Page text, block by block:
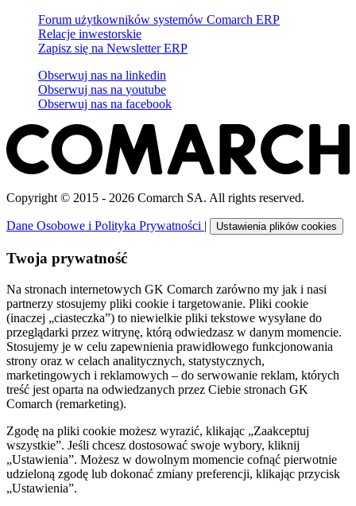
Forum użytkowników systemów Comarch ERP
Relacje inwestorskie
Zapisz się na Newsletter ERP
Obserwuj nas na linkedin
Obserwuj nas na youtube
Obserwuj nas na facebook
Copyright © 2015 - 2026 Comarch SA. All rights reserved.
Dane Osobowe i Polityka Prywatności | Ustawienia plików cookies
Twoja prywatność
Na stronach internetowych GK Comarch zarówno my jak i nasi
partnerzy stosujemy pliki cookie i targetowanie. Pliki cookie
(inaczej „ciasteczka”) to niewielkie pliki tekstowe wysyłane do
przeglądarki przez witrynę, którą odwiedzasz w danym momencie.
Stosujemy je w celu zapewnienia prawidłowego funkcjonowania
strony oraz w celach analitycznych, statystycznych,
marketingowych i reklamowych – do serwowanie reklam, których
treść jest oparta na odwiedzanych przez Ciebie stronach GK
Comarch (remarketing).
Zgodę na pliki cookie możesz wyrazić, klikając „Zaakceptuj
wszystkie”. Jeśli chcesz dostosować swoje wybory, kliknij
„Ustawienia”. Możesz w dowolnym momencie cofnąć pierwotnie
udzieloną zgodę lub dokonać zmiany preferencji, klikając przycisk
„Ustawienia”.